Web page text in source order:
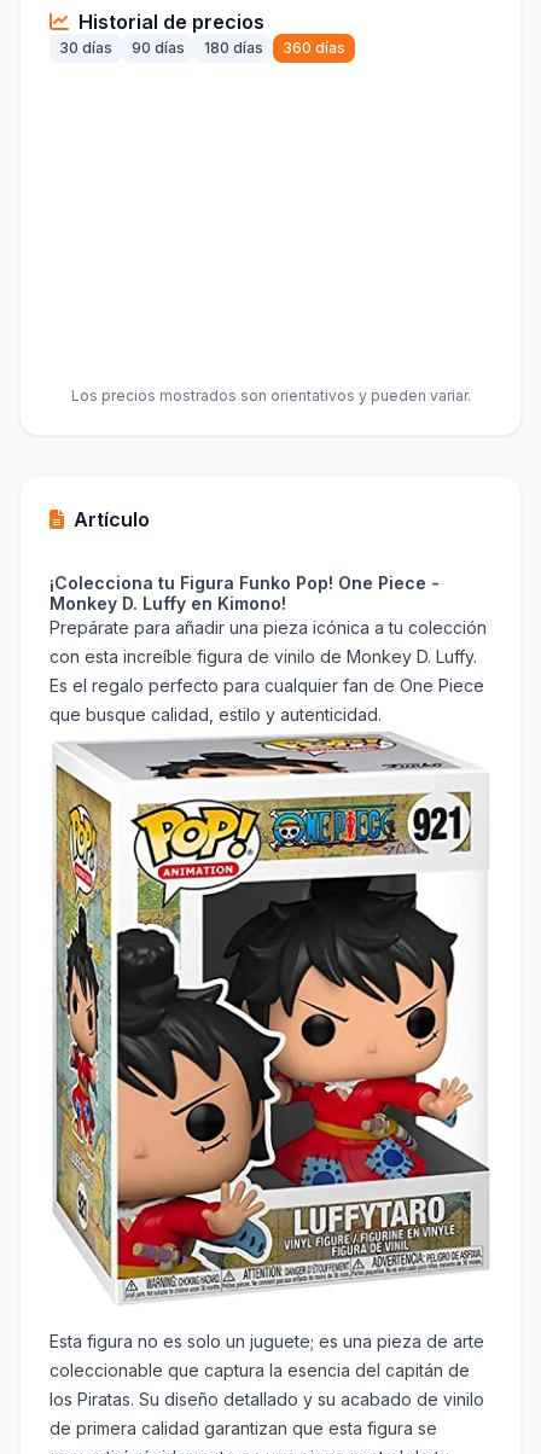
Historial de precios
30 días 90 días 180 días 360 días
Los precios mostrados son orientativos y pueden variar.
Artículo
¡Colecciona tu Figura Funko Pop! One Piece -
Monkey D. Luffy en Kimono!
Prepárate para añadir una pieza icónica a tu colección
con esta increíble figura de vinilo de Monkey D. Luffy.
Es el regalo perfecto para cualquier fan de One Piece
que busque calidad, estilo y autenticidad.
Esta figura no es solo un juguete; es una pieza de arte
coleccionable que captura la esencia del capitán de
los Piratas. Su diseño detallado y su acabado de vinilo
de primera calidad garantizan que esta figura se